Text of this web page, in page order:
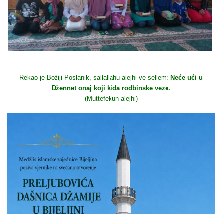
Rekao je Božiji Poslanik, sallallahu alejhi ve sellem: Neće ući u
Džennet onaj koji kida rodbinske veze.
(Muttefekun alejhi)